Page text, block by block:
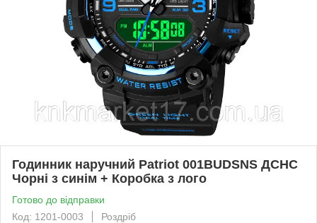
Годинник наручний Patriot 001BUDSNS ДСНС
Чорні з синім + Коробка з лого
Готово до відправки
Код: 1201-0003
Роздріб